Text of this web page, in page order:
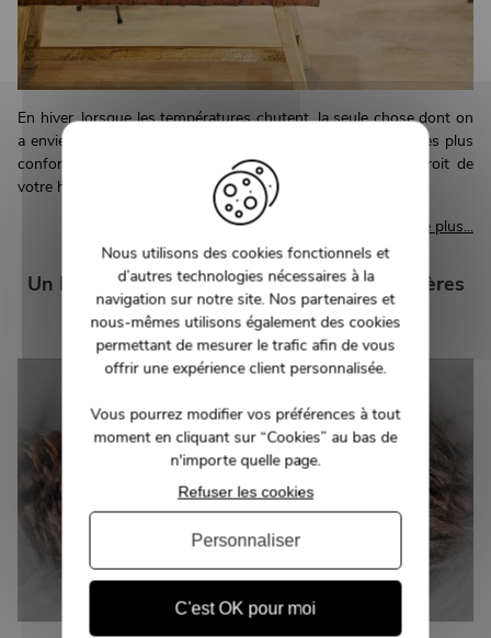
En hiver, lorsque les températures chutent, la seule chose dont on
a envie c'est de se réfugier dans le salon, l'une des pièces les plus
confortables de la maison. Si vous estimez que cet endroit de
votre habitation doit encore être a...
Lire plus...
Un Noël chaud et chaleureux avec des matières
naturelles
Nous utilisons des cookies fonctionnels et
d’autres technologies nécessaires à la
navigation sur notre site. Nos partenaires et
nous-mêmes utilisons également des cookies
permettant de mesurer le trafic afin de vous
offrir une expérience client personnalisée.
Vous pourrez modifier vos préférences à tout
moment en cliquant sur “Cookies” au bas de
n'importe quelle page.
C'est OK pour moi
Refuser les cookies
Personnaliser